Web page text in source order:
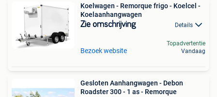
Koelwagen - Remorque frigo - Koelcel -
Koelaanhangwagen
Zie omschrijving Details
Bezoek website
Topadvertentie
Vandaag
Gesloten Aanhangwagen - Debon
Roadster 300 - 1 as - Remorque